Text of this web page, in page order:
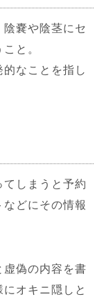
嚢や陰茎にセ
と。
なことを指し
しまうと予約
どにその情報
虚偽の内容を書
オキニ隠しと